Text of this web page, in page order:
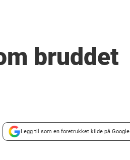
bruddet
Legg til som en foretrukket kilde på Google